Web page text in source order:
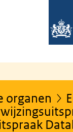
organen